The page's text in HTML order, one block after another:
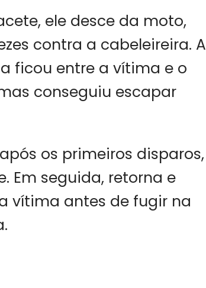
ele desce da moto,
contra a cabeleireira. A
ficou entre a vítima e o
conseguiu escapar
os primeiros disparos,
Em seguida, retorna e
vítima antes de fugir na